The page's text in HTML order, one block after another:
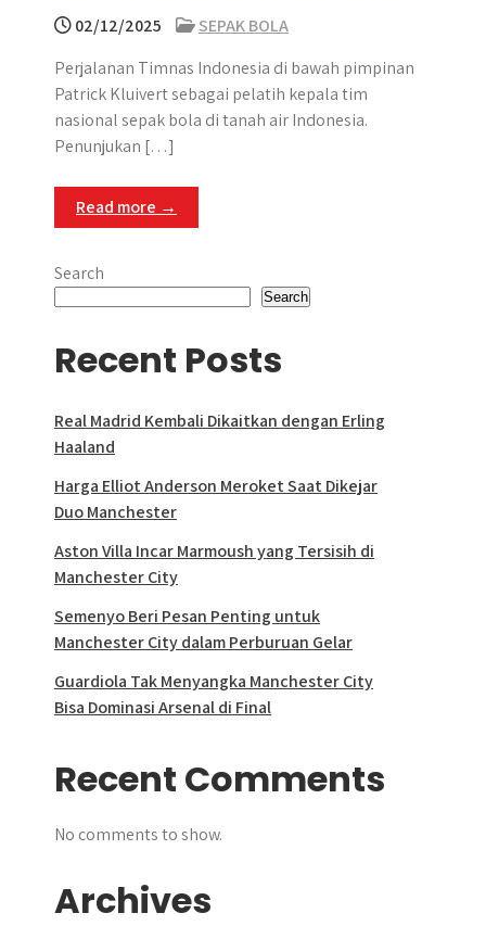
02/12/2025
SEPAK BOLA
Perjalanan Timnas Indonesia di bawah pimpinan
Patrick Kluivert sebagai pelatih kepala tim
nasional sepak bola di tanah air Indonesia.
Penunjukan […]
Read more →
Search
Search
Recent Posts
Real Madrid Kembali Dikaitkan dengan Erling
Haaland
Harga Elliot Anderson Meroket Saat Dikejar
Duo Manchester
Aston Villa Incar Marmoush yang Tersisih di
Manchester City
Semenyo Beri Pesan Penting untuk
Manchester City dalam Perburuan Gelar
Guardiola Tak Menyangka Manchester City
Bisa Dominasi Arsenal di Final
Recent Comments
No comments to show.
Archives